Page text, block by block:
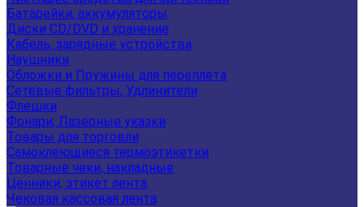
Батарейки, аккумуляторы
Диски CD/DVD и хранение
Кабель, зарядные устройства
Наушники
Обложки и Пружины для переплета
Сетевые фильтры, Удлинители
Флешки
Фонари, Лазерные указки
Товары для торговли
Самоклеющиеся термоэтикетки
Товарные чеки, накладные
Ценники, этикет лента
Чековая кассовая лента